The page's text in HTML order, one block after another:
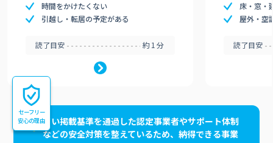
時間をかけたくない
引越し・転居の予定がある
読了目安 約1分
床・窓・
屋外・空
読了目安
高い掲載基準を通過した認定事業者やサポート体制
などの安全対策を整えているため、納得できる事業
セーフリー
安心の理由